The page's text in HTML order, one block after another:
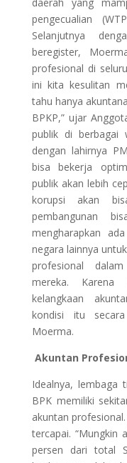
pengecualian
Selanjutnya
beregister,
profesional di
ini kita kesulitan
tahu hanya
BPKP,” ujar
publik di berbagai
dengan lahirnya
bisa bekerja
publik akan lebih
korupsi akan
pembangunan
mengharapkan ada
negara lainnya
profesional
mereka. Karena
kelangkaan
kondisi itu
Moerma.
Akuntan
Idealnya, lembaga
BPK memiliki
akuntan
tercapai. “Mungkin
persen dari total